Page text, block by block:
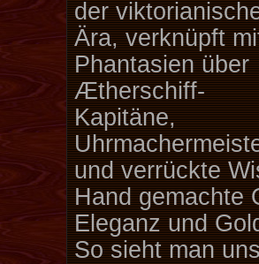
der
Ära, verknüpft
Phantasien über
Ætherschiff-
Kapitäne,
und verrückte
Hand gemachte
Eleganz und
So sieht man